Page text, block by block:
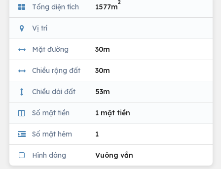
Tổng diện tích 1577m
2
Vị trí
Mặt đường 30m
Chiều rộng đất 30m
Chiều dài đất 53m
Số mặt tiền 1 mặt tiền
Số mặt hẻm 1
Hình dáng Vuông vắn